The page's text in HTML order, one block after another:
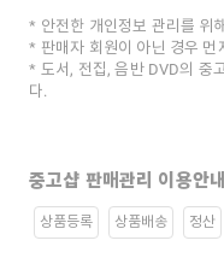
안전한 개인정보 관리를 위
판매자 회원이 아닌 경우
도서, 전집, 음반 DVD의 중
다.
중고샵 판매관리 이용안내
상품등록 상품배송 정산